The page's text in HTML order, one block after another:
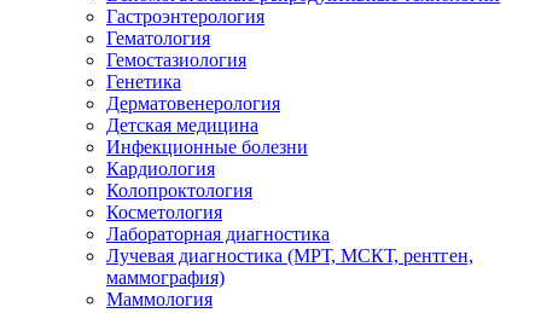
Гастроэнтерология
Гематология
Гемостазиология
Генетика
Дерматовенерология
Детская медицина
Инфекционные болезни
Кардиология
Колопроктология
Косметология
Лабораторная диагностика
Лучевая диагностика (МРТ, МСКТ, рентген,
маммография)
Маммология